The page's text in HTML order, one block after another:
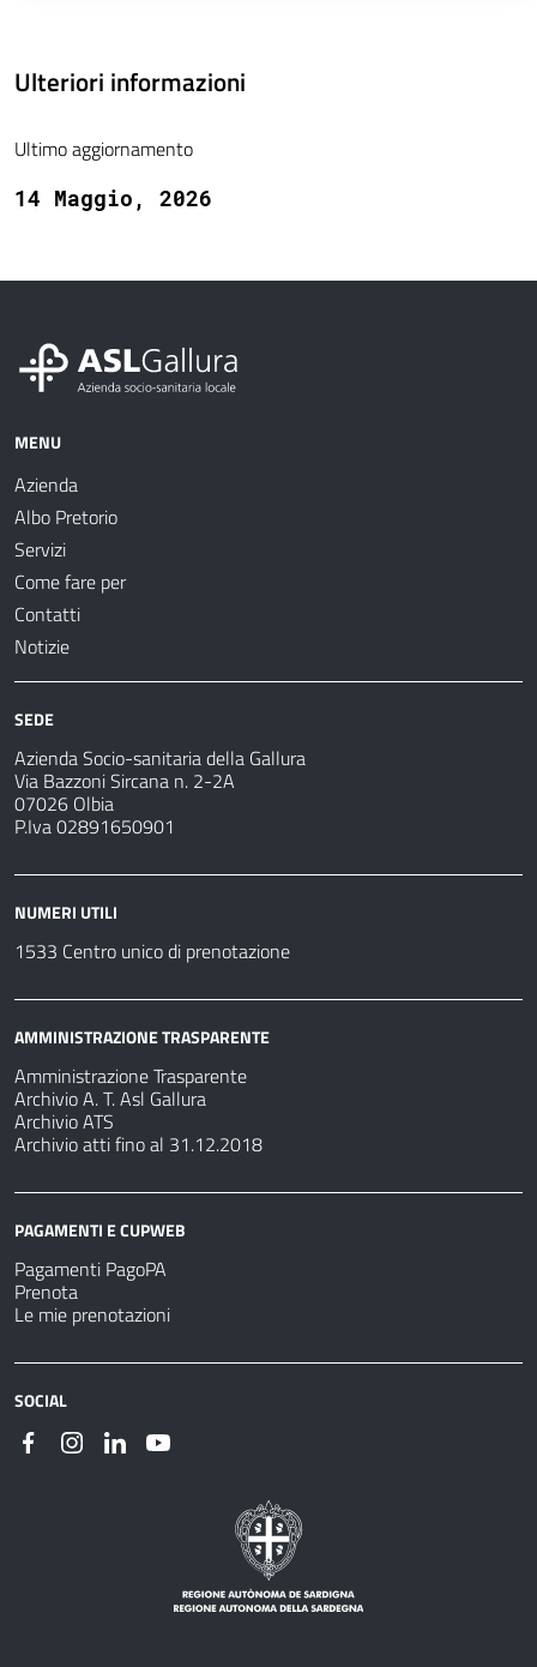
Ulteriori informazioni
Ultimo aggiornamento
14 Maggio, 2026
MENU
Azienda
Albo Pretorio
Servizi
Come fare per
Contatti
Notizie
SEDE
Azienda Socio-sanitaria della Gallura
Via Bazzoni Sircana n. 2-2A
07026 Olbia
P.Iva 02891650901
NUMERI UTILI
1533 Centro unico di prenotazione
AMMINISTRAZIONE TRASPARENTE
Amministrazione Trasparente
Archivio A. T. Asl Gallura
Archivio ATS
Archivio atti fino al 31.12.2018
PAGAMENTI E CUPWEB
Pagamenti PagoPA
Prenota
Le mie prenotazioni
SOCIAL